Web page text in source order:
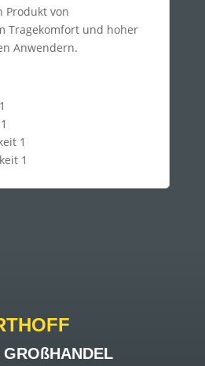
Produkt von
Tragekomfort und hoher
Anwendern.
1
1
GROßHANDEL